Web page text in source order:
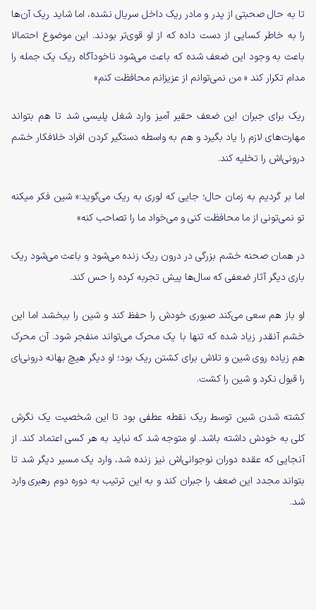
تا به حال صحبتی از پدر و مادر ریک داخل سریال نشده، اما شاید ریک آن‌ها
را به خاطر کسایی از دست داده که از او قوی‌تر بودند. این موضوع احتمالا
باعث به وجود این ضعف شده که باعث می‌شود ناخودآگاه ریک یک جمله را
مدام تکرار کند « من نمی‌توانم از عزیزانم محافظت کنم»
ریک برای جبران این ضعف حقیر آمیز وارد شغل پلیسی شد تا هم بتواند
مهارت‌های لازم را یاد بگیرد و هم به واسطه دستگیر کردن افراد خلافکار خشم
درونی‌اش را تخلیه کند.
اما بر گردیم به زمان حال؛ جایی که لوری به ریک می‌گوید:« شین فکر میکنه
تو نمی‌تونی از ما محافظت کنی و می‌خواد ما را تصاحب کنه»
در همان صحنه خشم بزرگی در درون ریک زنده می‌شود و باعث می‌شود ریک
باری دیگر آثار ضعفی که سال‌ها پیش تجربه کرده را حس کند.
او باز هم سعی می‌کند صبوری خودش را حفظ کند و شین را ببخشد اما این
خشم آنقدر زیاد شده که تنها با یک محرک می‌تواند منفجر شود. آن محرک
هم زیاده روی شین و تلاش برای کشتن ریک بود؛ او دیگر هیچ بهانه درونی‌ای
را قبول نکرد و شین را کشت.
کشته شدن شین توسط ریک نقطه عطفی بود تا این شخصیت یک نگرش
کلی به خودش داشته باشد. او متوجه شد که نباید به هر کسی اعتماد کند. از
آنجایی که عقده دوران نوجوانی‌اش نیز زنده شد، وارد یک مسیر دیگر شد تا
بتواند مجدد این ضعف را جبران کند و به این ترتیب به دوره دوم رهبری وارد
شد.